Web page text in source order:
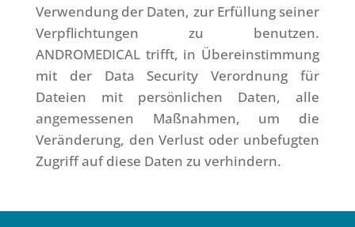
Verwendung der Daten, zur Erfüllung seiner
Verpflichtungen zu benutzen.
ANDROMEDICAL trifft, in Übereinstimmung
mit der Data Security Verordnung für
Dateien mit persönlichen Daten, alle
angemessenen Maßnahmen, um die
Veränderung, den Verlust oder unbefugten
Zugriff auf diese Daten zu verhindern.